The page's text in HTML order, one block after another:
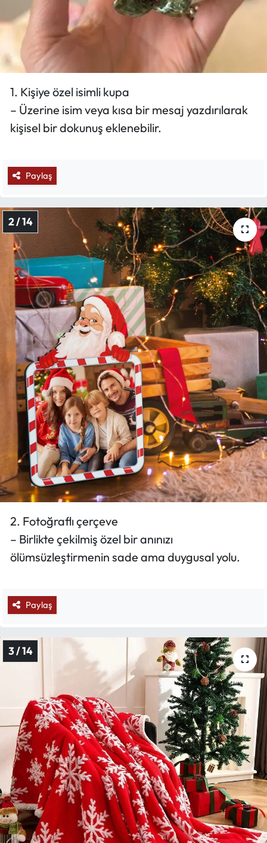
1. Kişiye özel isimli kupa
– Üzerine isim veya kısa bir mesaj yazdırılarak
kişisel bir dokunuş eklenebilir.
Paylaş
2 / 14
2. Fotoğraflı çerçeve
– Birlikte çekilmiş özel bir anınızı
ölümsüzleştirmenin sade ama duygusal yolu.
Paylaş
3 / 14